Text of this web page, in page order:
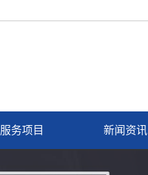
服务项目 新闻资讯